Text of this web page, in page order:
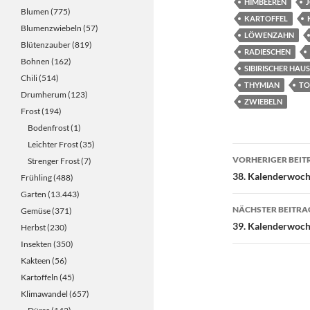
KARTOFFEL
LÖWENZAHN
RADIESCHEN
SIBIRISCHER
THYMIAN
ZWIEBELN
VORHERIGER
38.
NÄCHSTER
39.
Blumen (775)
Blumenzwiebeln (57)
Blütenzauber(819)
Bohnen (162)
Chili(514)
Drumherum (123)
Frost(194)
Bodenfrost(1)
Leichter Frost(35)
Strenger Frost(7)
Frühling(488)
Garten (13.443)
Gemüse(371)
Herbst(230)
Insekten (350)
Kakteen (56)
Kartoffeln (45)
Klimawandel (657)